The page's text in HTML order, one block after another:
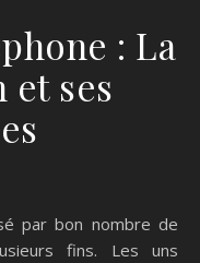
: La
ses
fins. Les uns